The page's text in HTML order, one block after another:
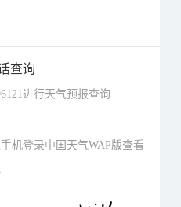
查询
进行天气预报查询
机登录中国天气WAP版查看